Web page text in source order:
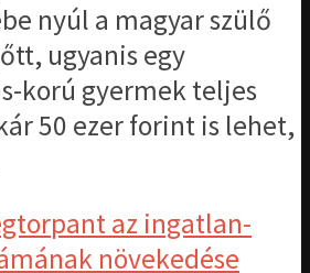
nyúl a magyar szülő
ugyanis egy
korú gyermek teljes
50 ezer forint is lehet,